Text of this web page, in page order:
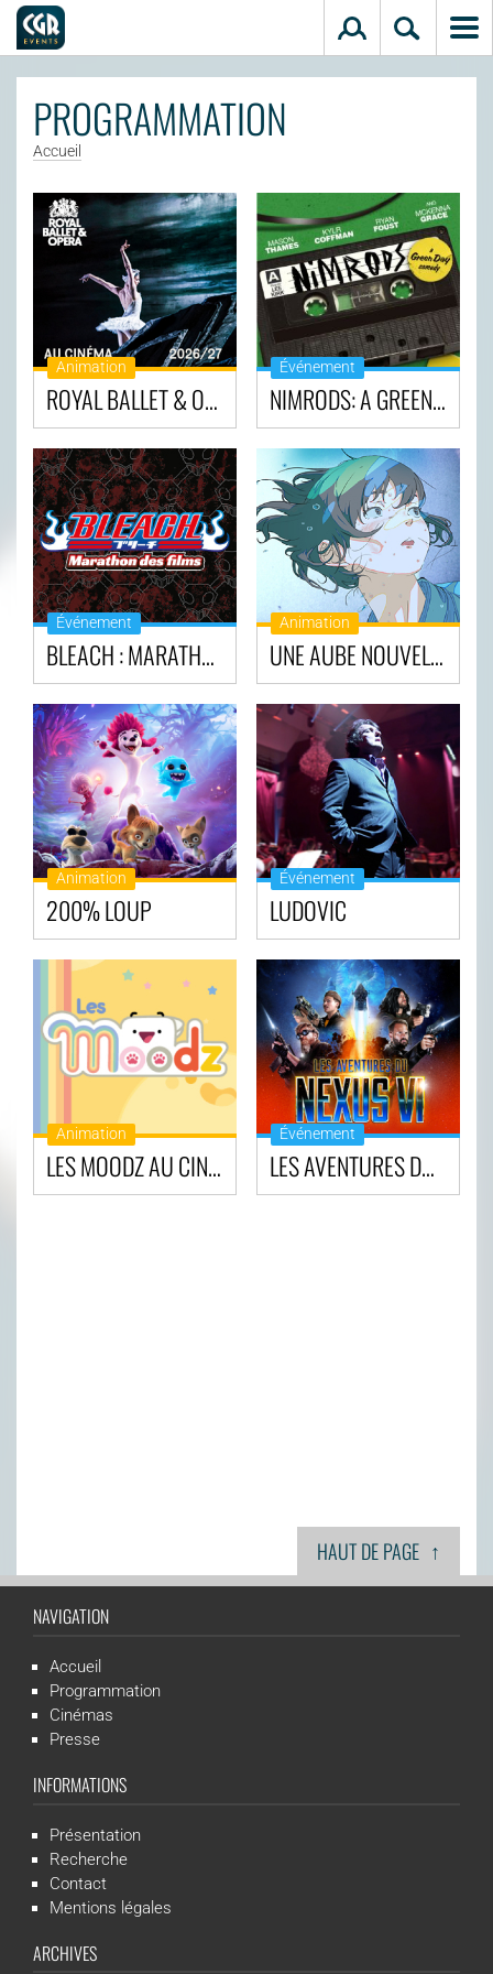
PROGRAMMATION
Accueil
Animation
ROYAL BALLET & OPERA AU CINÉMA - SAISON 2026/2027
Événement
NIMRODS: A GREEN DAY COMEDY
Événement
BLEACH : MARATHON DES FILMS
Animation
UNE AUBE NOUVELLE
Animation
200% LOUP
Événement
LUDOVIC
Animation
LES MOODZ AU CINÉMA
Événement
LES AVENTURES DU NEXUS VI
HAUT DE PAGE ↑
NAVIGATION
Accueil
Programmation
Cinémas
Presse
INFORMATIONS
Présentation
Recherche
Contact
Mentions légales
ARCHIVES